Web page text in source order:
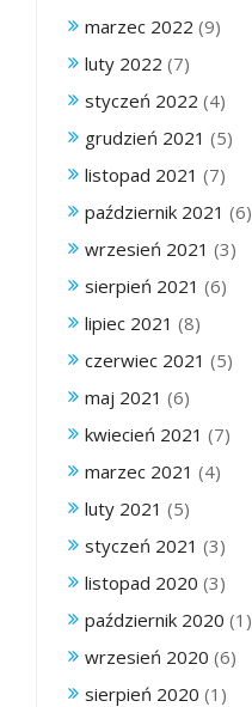
marzec 2022 (9)
luty 2022 (7)
styczeń 2022 (4)
grudzień 2021 (5)
listopad 2021 (7)
październik 2021 (6)
wrzesień 2021 (3)
sierpień 2021 (6)
lipiec 2021 (8)
czerwiec 2021 (5)
maj 2021 (6)
kwiecień 2021 (7)
marzec 2021 (4)
luty 2021 (5)
styczeń 2021 (3)
listopad 2020 (3)
październik 2020 (1)
wrzesień 2020 (6)
sierpień 2020 (1)